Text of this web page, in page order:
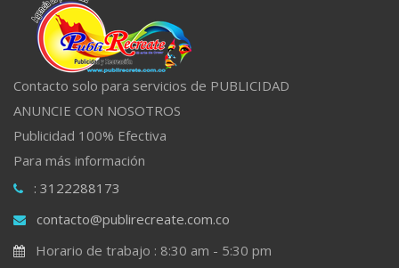
Contacto solo para servicios de PUBLICIDAD
ANUNCIE CON NOSOTROS
Publicidad 100% Efectiva
Para más información
: 3122288173
contacto@publirecreate.com.co
Horario de trabajo : 8:30 am - 5:30 pm